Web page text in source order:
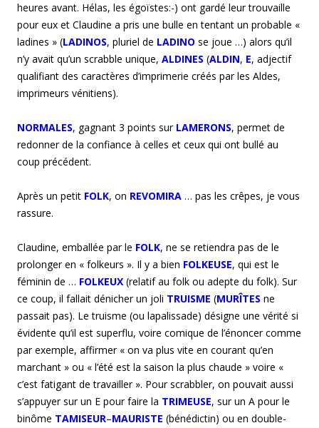
heures avant. Hélas, les égoïstes:-) ont gardé leur trouvaille
pour eux et Claudine a pris une bulle en tentant un probable «
ladines » (LADINOS, pluriel de LADINO se joue …) alors qu’il
n’y avait qu’un scrabble unique, ALDINES (ALDIN, E, adjectif
qualifiant des caractères d’imprimerie créés par les Aldes,
imprimeurs vénitiens).
NORMALES, gagnant 3 points sur LAMERONS, permet de
redonner de la confiance à celles et ceux qui ont bullé au
coup précédent.
Après un petit FOLK, on REVOMIRA … pas les crêpes, je vous
rassure.
Claudine, emballée par le FOLK, ne se retiendra pas de le
prolonger en « folkeurs ». Il y a bien FOLKEUSE, qui est le
féminin de … FOLKEUX (relatif au folk ou adepte du folk). Sur
ce coup, il fallait dénicher un joli TRUISME (MURÎTES ne
passait pas). Le truisme (ou lapalissade) désigne une vérité si
évidente qu’il est superflu, voire comique de l’énoncer comme
par exemple, affirmer « on va plus vite en courant qu’en
marchant » ou « l’été est la saison la plus chaude » voire «
c’est fatigant de travailler ». Pour scrabbler, on pouvait aussi
s’appuyer sur un E pour faire la TRIMEUSE, sur un A pour le
binôme TAMISEUR–MAURISTE (bénédictin) ou en double-